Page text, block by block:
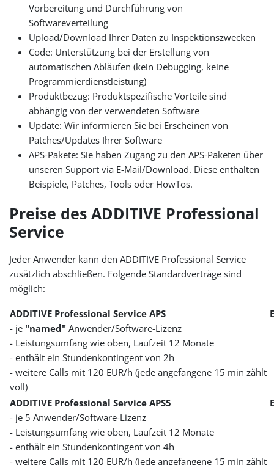
Vorbereitung und Durchführung von
Softwareverteilung
Upload/Download Ihrer Daten zu Inspektionszwecken
Code: Unterstützung bei der Erstellung von
automatischen Abläufen (kein Debugging, keine
Programmierdienstleistung)
Produktbezug: Produktspezifische Vorteile sind
abhängig von der verwendeten Software
Update: Wir informieren Sie bei Erscheinen von
Patches/Updates Ihrer Software
APS-Pakete: Sie haben Zugang zu den APS-Paketen über
unseren Support via E-Mail/Download. Diese enthalten
Beispiele, Patches, Tools oder HowTos.
Preise des ADDITIVE Professional
Service
Jeder Anwender kann den ADDITIVE Professional Service
zusätzlich abschließen. Folgende Standardverträge sind
möglich:
ADDITIVE Professional Service APS
- je "named" Anwender/Software-Lizenz
- Leistungsumfang wie oben, Laufzeit 12 Monate
- enthält ein Stundenkontingent von 2h
- weitere Calls mit 120 EUR/h (jede angefangene 15 min zählt
voll)
ADDITIVE Professional Service APS5
- je 5 Anwender/Software-Lizenz
- Leistungsumfang wie oben, Laufzeit 12 Monate
- enthält ein Stundenkontingent von 4h
- weitere Calls mit 120 EUR/h (jede angefangene 15 min zählt